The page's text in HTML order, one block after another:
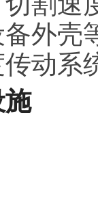
外壳
动系